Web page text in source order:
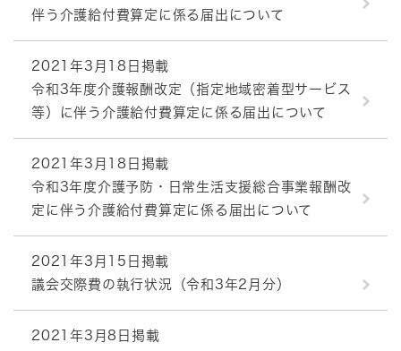
伴う介護給付費算定に係る届出について
2021年3月18日掲載
令和3年度介護報酬改定（指定地域密着型サービス
等）に伴う介護給付費算定に係る届出について
2021年3月18日掲載
令和3年度介護予防・日常生活支援総合事業報酬改
定に伴う介護給付費算定に係る届出について
2021年3月15日掲載
議会交際費の執行状況（令和3年2月分）
2021年3月8日掲載